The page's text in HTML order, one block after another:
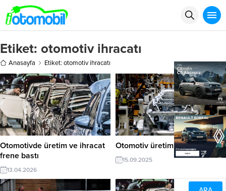
Etiket: otomotiv ihracatı
Anasayfa Etiket: otomotiv ihracatı
Otomotivde üretim ve ihracat
frene bastı
13.04.2026
Otomotiv üretimi 908 bini aştı
15.09.2025